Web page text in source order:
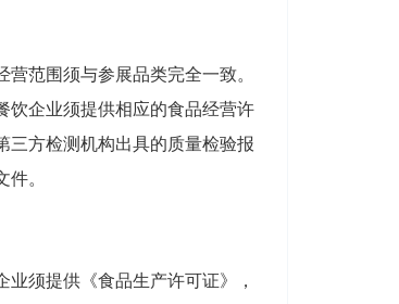
范围须与参展品类完全一致。
饮企业须提供相应的食品经营许
三方检测机构出具的质量检验报
。
须提供《食品生产许可证》，